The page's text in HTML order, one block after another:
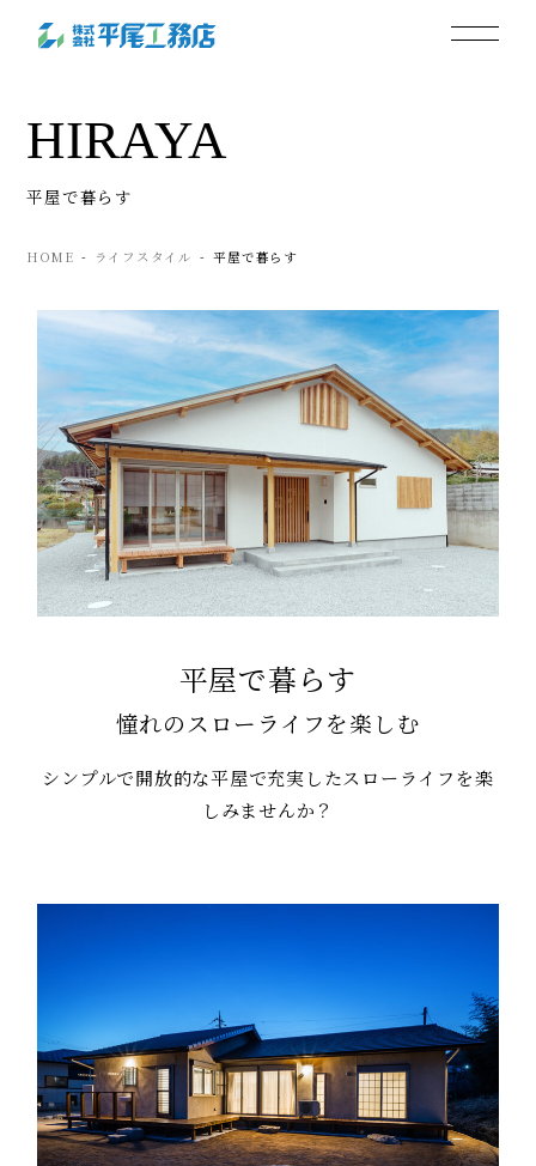
HIRAYA
平屋で暮らす
HOME ライフスタイル 平屋で暮らす
平屋で暮らす
憧れのスローライフを楽しむ
シンプルで開放的な平屋で充実したスローライフを楽
しみませんか？